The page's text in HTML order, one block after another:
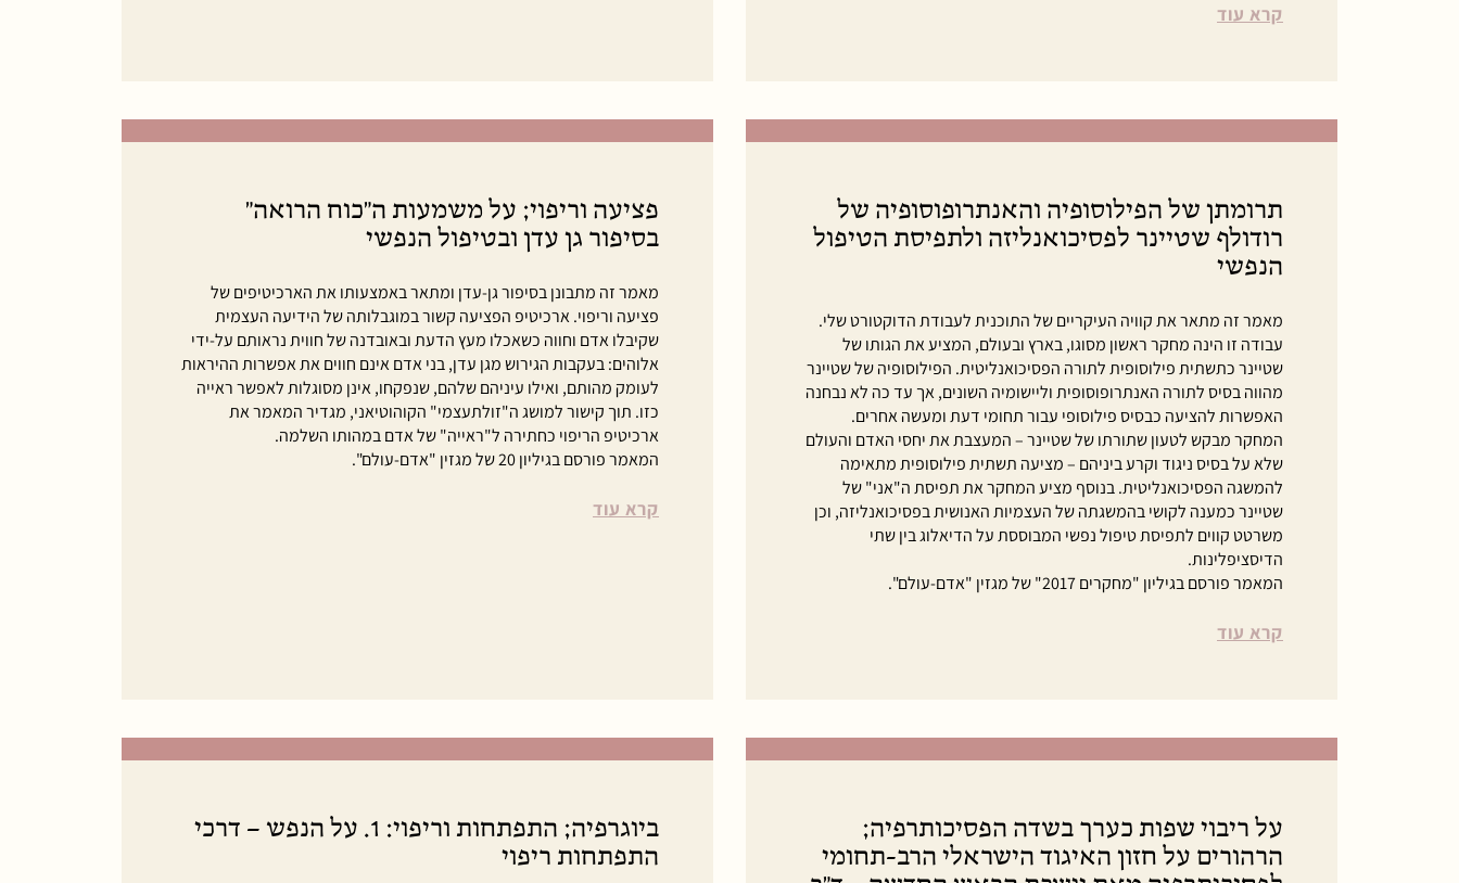
קרא עוד
תרומתן של הפילוסופיה והאנתרופוסופיה של
רודולף שטיינר לפסיכואנליזה ולתפיסת הטיפול
הנפשי
מאמר זה מתאר את קוויה העיקריים של התוכנית לעבודת הדוקטורט שלי.
עבודה זו הינה מחקר ראשון מסוגו, בארץ ובעולם, המציע את הגותו של
שטיינר כתשתית פילוסופית לתורה הפסיכואנליטית. הפילוסופיה של שטיינר
מהווה בסיס לתורה האנתרופוסופית וליישומיה השונים, אך עד כה לא נבחנה
האפשרות להציעה כבסיס פילוסופי עבור תחומי דעת ומעשה אחרים.
המחקר מבקש לטעון שתורתו של שטיינר – המעצבת את יחסי האדם והעולם
שלא על בסיס ניגוד וקרע ביניהם – מציעה תשתית פילוסופית מתאימה
להמשגה הפסיכואנליטית. בנוסף מציע המחקר את תפיסת ה"אני" של
שטיינר כמענה לקושי בהמשגתה של העצמיות האנושית בפסיכואנליזה, וכן
משרטט קווים לתפיסת טיפול נפשי המבוססת על הדיאלוג בין שתי
הדיסציפלינות.
המאמר פורסם בגיליון "מחקרים 2017" של מגזין "אדם-עולם".
קרא עוד
פציעה וריפוי; על משמעות ה"כוח הרואה"
בסיפור גן עדן ובטיפול הנפשי
מאמר זה מתבונן בסיפור גן-עדן ומתאר באמצעותו את הארכיטיפים של
פציעה וריפוי. ארכיטיפ הפציעה קשור במוגבלותה של הידיעה העצמית
שקיבלו אדם וחווה כשאכלו מעץ הדעת ובאובדנה של חווית נראותם על-ידי
אלוהים: בעקבות הגירוש מגן עדן, בני אדם אינם חווים את אפשרות ההיראות
לעומק מהותם, ואילו עיניהם שלהם, שנפקחו, אינן מסוגלות לאפשר ראייה
כזו. תוך קישור למושג ה"זולתעצמי" הקוהוטיאני, מגדיר המאמר את
ארכיטיפ הריפוי כחתירה ל"ראייה" של אדם במהותו השלמה.
המאמר פורסם בגיליון 20 של מגזין "אדם-עולם".
קרא עוד
על ריבוי שפות כערך בשדה הפסיכותרפיה;
הרהורים על חזון האיגוד הישראלי הרב-תחומי
ביוגרפיה; התפתחות וריפוי: 1. על הנפש – דרכי
התפתחות ריפוי